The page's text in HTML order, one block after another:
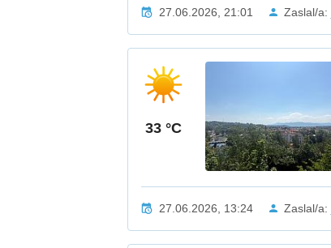
27.06.2026, 21:01 Zaslal/a:
33 °C
27.06.2026, 13:24 Zaslal/a: